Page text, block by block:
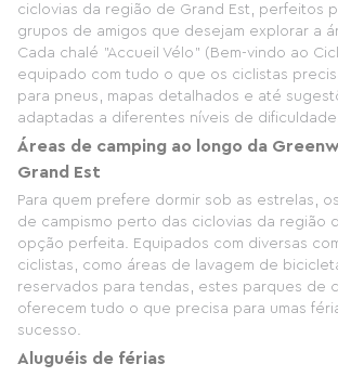
ciclovias da região de Grand Est, perfeitos
grupos de amigos que desejam explorar a
Cada chalé "Accueil Vélo" (Bem-vindo ao
equipado com tudo o que os ciclistas
para pneus, mapas detalhados e até
adaptadas a diferentes níveis de
Áreas de camping ao longo da
Grand Est
Para quem prefere dormir sob as estrelas,
de campismo perto das ciclovias da região
opção perfeita. Equipados com diversas
ciclistas, como áreas de lavagem de
reservados para tendas, estes parques de
oferecem tudo o que precisa para umas
sucesso.
Aluguéis de férias